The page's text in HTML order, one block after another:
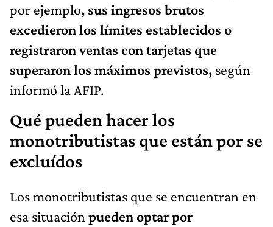
por ejemplo, sus ingresos brutos
excedieron los límites establecidos o
registraron ventas con tarjetas que
superaron los máximos previstos, según
informó la AFIP.
Qué pueden hacer los
monotributistas que están por se
excluídos
Los monotributistas que se encuentran en
esa situación pueden optar por